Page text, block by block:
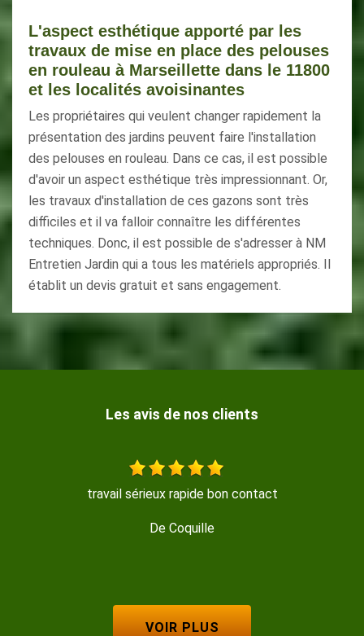
L'aspect esthétique apporté par les
travaux de mise en place des pelouses
en rouleau à Marseillette dans le 11800
et les localités avoisinantes
Les propriétaires qui veulent changer rapidement la
présentation des jardins peuvent faire l'installation
des pelouses en rouleau. Dans ce cas, il est possible
d'avoir un aspect esthétique très impressionnant. Or,
les travaux d'installation de ces gazons sont très
difficiles et il va falloir connaître les différentes
techniques. Donc, il est possible de s'adresser à NM
Entretien Jardin qui a tous les matériels appropriés. Il
établit un devis gratuit et sans engagement.
Les avis de nos clients
Travail soigné , trés propre , disponible et
De GERMINAL
VOIR PLUS